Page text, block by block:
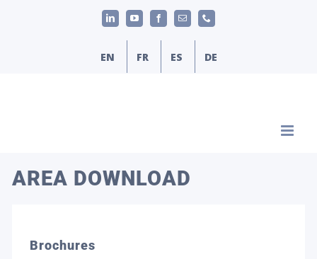
LinkedInYouTubeFacebookEmail Phone
EN FR ES DE
AREA DOWNLOAD
Brochures